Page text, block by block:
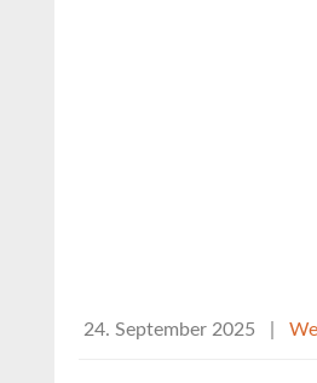
24. September 2025